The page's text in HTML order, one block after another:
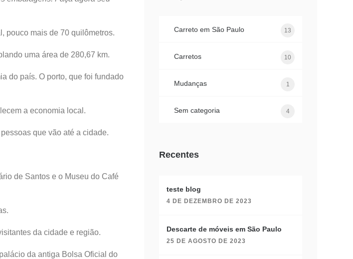
pouco mais de 70 quilômetros.
uma área de 280,67 km.
do país. O porto, que foi fundado
a economia local.
que vão até a cidade.
de Santos e o Museu do Café
da cidade e região.
da antiga Bolsa Oficial do
Carreto em São Paulo 13
Carretos 10
Mudanças 1
Sem categoria 4
Recentes
teste blog
4 DE DEZEMBRO DE 2023
Descarte de móveis em São Paulo
25 DE AGOSTO DE 2023